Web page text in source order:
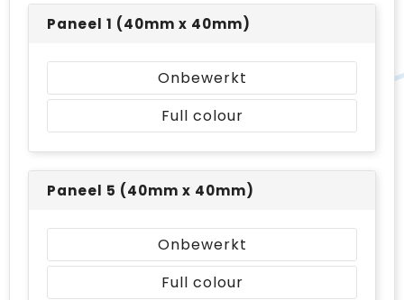
Paneel 1 (40mm x 40mm)
Onbewerkt
Full colour
Paneel 5 (40mm x 40mm)
Onbewerkt
Full colour